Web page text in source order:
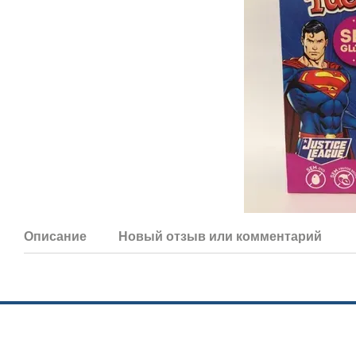
Описание Новый отзыв или комментарий